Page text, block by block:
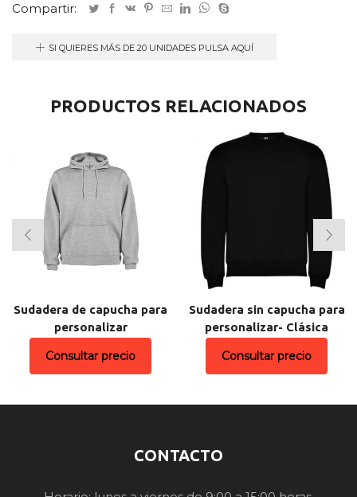
Compartir:
SI QUIERES MÁS DE 20 UNIDADES PULSA AQUÍ
PRODUCTOS RELACIONADOS
Sudadera de capucha para
personalizar
Consultar precio
Sudadera sin capucha para
personalizar- Clásica
Consultar precio
CONTACTO